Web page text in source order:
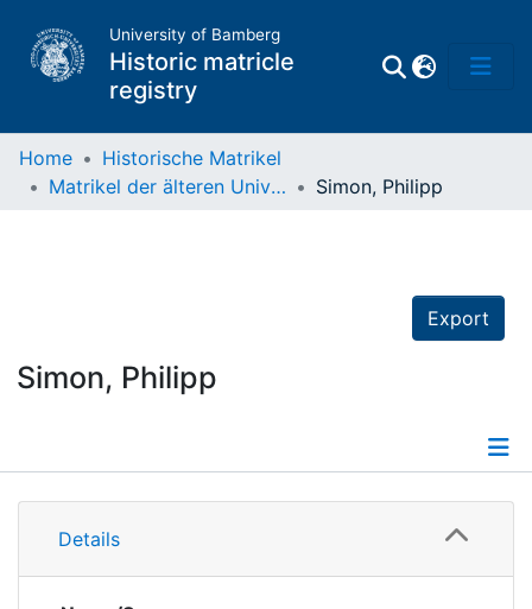
University of Bamberg
Historic matricle
registry
Home
Historische Matrikel
Matrikel der älteren Universität
Simon, Philipp
Export
Simon, Philipp
Details
Details